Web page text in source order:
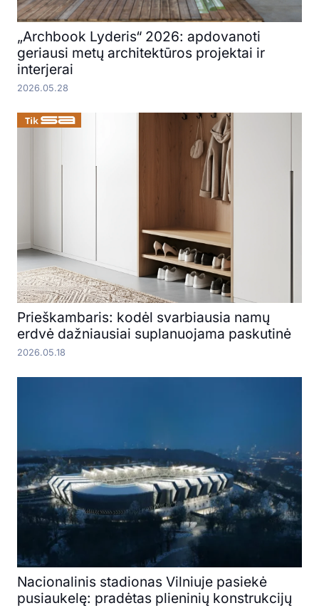
„Archbook Lyderis“ 2026: apdovanoti
geriausi metų architektūros projektai ir
interjerai
2026.05.28
Prieškambaris: kodėl svarbiausia namų
erdvė dažniausiai suplanuojama paskutinė
2026.05.18
Nacionalinis stadionas Vilniuje pasiekė
pusiaukelę: pradėtas plieninių konstrukcijų